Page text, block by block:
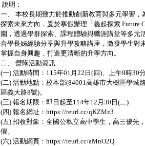
說明：
一、
本校長期致力於推動創新教育與多元學習
探索未來方向，爰於寒假辦理「義起探索 Future
園，透過學群探索、課程體驗與職涯講堂等多元
合學長姊經驗分享與升學攻略講座，激發學生對
掌握自身興趣，打造更清晰的升學方向。
二、
營隊活動資訊
(一) 活動時間：115年01月22日(四)、上午9時30分
(二) 活動地點：校本部(84001高雄市大樹區學城
區義大路8號)。
(三) 報名期限：即日起至114年12月30日(二)
(四) 報名網址：https://reurl.cc/qKZMz3
(五) 招收對象：全國公私立高中學生，高三優先
假。
(六) 活動網頁：https://reurl.cc/aMnO2Q